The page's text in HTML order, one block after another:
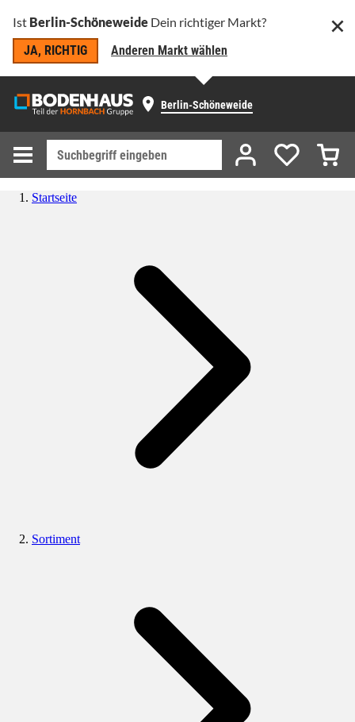
Ist Berlin-Schöneweide Dein richtiger Markt?
JA, RICHTIG
Anderen Markt wählen
Berlin-Schöneweide
Startseite
Sortiment